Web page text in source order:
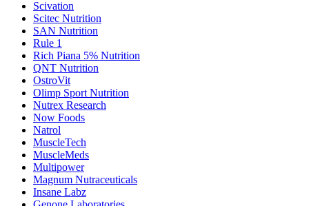
Scivation
Scitec Nutrition
SAN Nutrition
Rule 1
Rich Piana 5% Nutrition
QNT Nutrition
OstroVit
Olimp Sport Nutrition
Nutrex Research
Now Foods
Natrol
MuscleTech
MuscleMeds
Multipower
Magnum Nutraceuticals
Insane Labz